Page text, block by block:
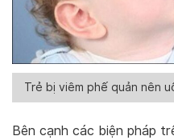
Trẻ bị viêm phế quản nên
Bên cạnh các biện pháp